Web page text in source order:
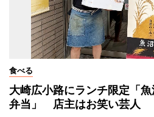
食べる
大崎広小路にランチ限定「
弁当」 店主はお笑い芸人